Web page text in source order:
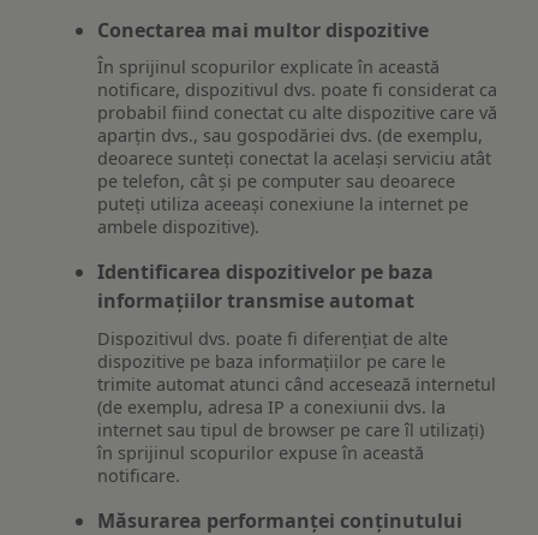
Conectarea mai multor dispozitive
În sprijinul scopurilor explicate în această
notificare, dispozitivul dvs. poate fi considerat ca
probabil fiind conectat cu alte dispozitive care vă
aparțin dvs., sau gospodăriei dvs. (de exemplu,
deoarece sunteți conectat la același serviciu atât
pe telefon, cât și pe computer sau deoarece
puteți utiliza aceeași conexiune la internet pe
ambele dispozitive).
Identificarea dispozitivelor pe baza
informațiilor transmise automat
Dispozitivul dvs. poate fi diferențiat de alte
dispozitive pe baza informațiilor pe care le
trimite automat atunci când accesează internetul
(de exemplu, adresa IP a conexiunii dvs. la
internet sau tipul de browser pe care îl utilizați)
în sprijinul scopurilor expuse în această
notificare.
Măsurarea performanței conținutului